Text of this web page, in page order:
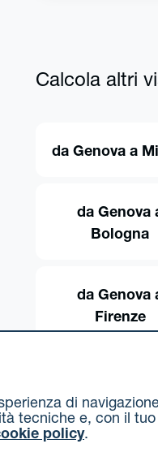
Calcola altri
da Genova a
da Genova
Bologna
da Genova
Firenze
di
tecniche e, con il
policy.